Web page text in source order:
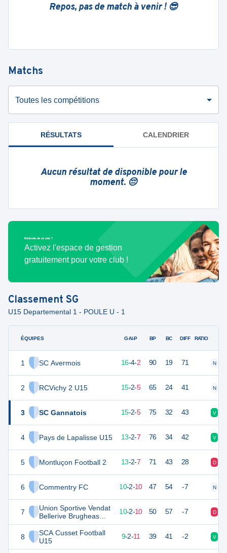
Repos, pas de match à venir ! 😎
Matchs
Toutes les compétitions
RÉSULTATS CALENDRIER
Aucun résultat de disponible pour le
moment. 😔
Bénévole de ce club ?
Activez l'espace de gestion
gratuitement pour votre club !
Classement SG
U15 Departemental 1 - POULE U - 1
ÉQUIPES
1 SC Avermois
2 RCVichy 2 U15
3 SC Gannatois
4 Pays de Lapalisse U15
5 Montluçon Football 2
6 Commentry FC
7
Union Sportive Vendat
Bellerive Brugheas
U15
8
SCA Cusset Football
U15
G-N-P BP BC DIFF RATIO
16-4-2 90 19 71 N
15-2-5 65 24 41 N
15-2-5 75 32 43 V
41 22 13-2-7 76 34 42 V
41 22 13-2-7 71 43 28 D
10-2-10 47 54 -7 N
32 22 10-2-10 50 57 -7 D
29 22 9-2-11 39 41 -2 V